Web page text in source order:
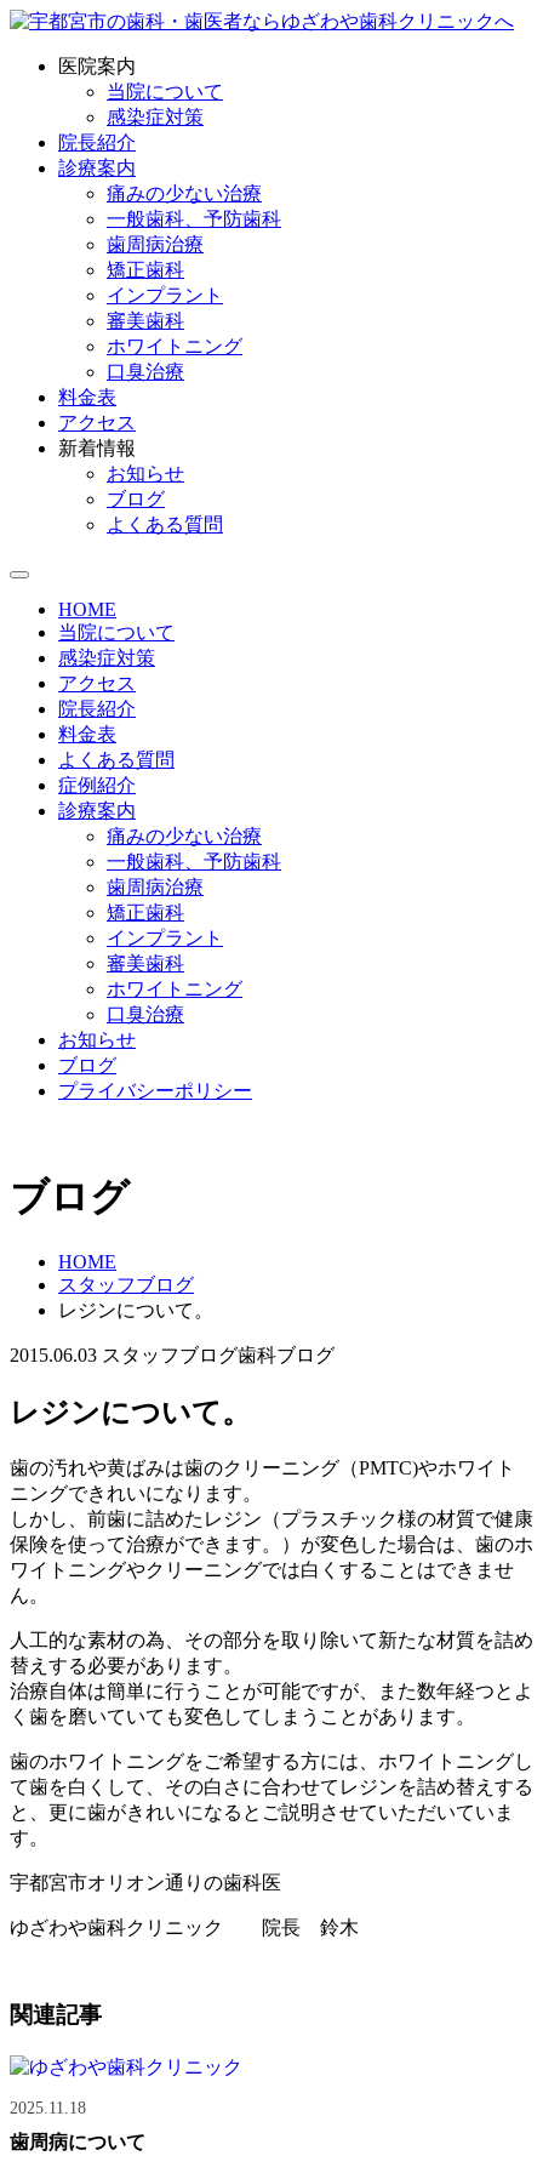
医院案内
当院について
感染症対策
院長紹介
診療案内
痛みの少ない治療
一般歯科、予防歯科
歯周病治療
矯正歯科
インプラント
審美歯科
ホワイトニング
口臭治療
料金表
アクセス
新着情報
お知らせ
ブログ
よくある質問
HOME
当院について
感染症対策
アクセス
院長紹介
料金表
よくある質問
症例紹介
診療案内
痛みの少ない治療
一般歯科、予防歯科
歯周病治療
矯正歯科
インプラント
審美歯科
ホワイトニング
口臭治療
お知らせ
ブログ
プライバシーポリシー
ブログ
HOME
スタッフブログ
レジンについて。
2015.06.03 スタッフブログ歯科ブログ
レジンについて。
歯の汚れや黄ばみは歯のクリーニング（PMTC)やホワイト
ニングできれいになります。
しかし、前歯に詰めたレジン（プラスチック様の材質で健康
保険を使って治療ができます。）が変色した場合は、歯のホ
ワイトニングやクリーニングでは白くすることはできませ
ん。
人工的な素材の為、その部分を取り除いて新たな材質を詰め
替えする必要があります。
治療自体は簡単に行うことが可能ですが、また数年経つとよ
く歯を磨いていても変色してしまうことがあります。
歯のホワイトニングをご希望する方には、ホワイトニングし
て歯を白くして、その白さに合わせてレジンを詰め替えする
と、更に歯がきれいになるとご説明させていただいていま
す。
宇都宮市オリオン通りの歯科医
ゆざわや歯科クリニック 院長 鈴木
関連記事
2025.11.18
歯周病について